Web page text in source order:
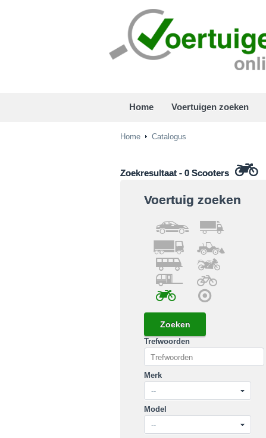
Home Voertuigen zoeken
Home Catalogus
Zoekresultaat - 0 Scooters
Voertuig zoeken
Trefwoorden
Merk
Model